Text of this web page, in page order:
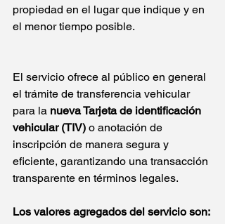
propiedad en el lugar que indique y en
el menor tiempo posible.
El servicio ofrece al público en general
el trámite de transferencia vehicular
para la nueva Tarjeta de identificación
vehicular (TIV) o anotación de
inscripción de manera segura y
eficiente, garantizando una transacción
transparente en términos legales.
Los valores agregados del servicio son: